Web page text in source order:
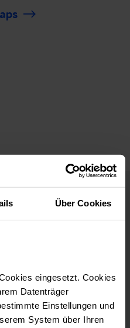
Über Cookies
eingesetzt. Cookies
Datenträger
Einstellungen und
System über Ihren